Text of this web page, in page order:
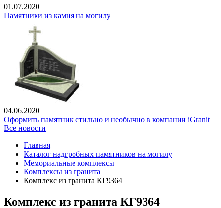
01.07.2020
Памятники из камня на могилу
04.06.2020
Оформить памятник стильно и необычно в компании iGranit
Все новости
Главная
Каталог надгробных памятников на могилу
Мемориальные комплексы
Комплексы из гранита
Комплекс из гранита КГ9364
Комплекс из гранита КГ9364